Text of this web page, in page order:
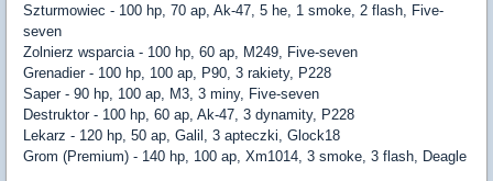
Szturmowiec - 100 hp, 70 ap, Ak-47, 5 he, 1 smoke, 2 flash, Five-
seven
Zolnierz wsparcia - 100 hp, 60 ap, M249, Five-seven
Grenadier - 100 hp, 100 ap, P90, 3 rakiety, P228
Saper - 90 hp, 100 ap, M3, 3 miny, Five-seven
Destruktor - 100 hp, 60 ap, Ak-47, 3 dynamity, P228
Lekarz - 120 hp, 50 ap, Galil, 3 apteczki, Glock18
Grom (Premium) - 140 hp, 100 ap, Xm1014, 3 smoke, 3 flash, Deagle